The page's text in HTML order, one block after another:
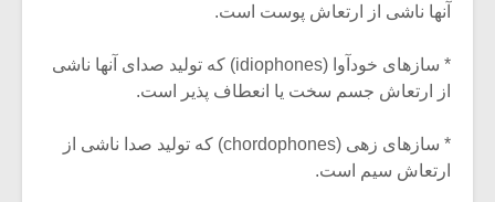
آنها ناشی از ارتعاش پوست است.
* سازهای خودآوا (idiophones) که تولید صدای آنها ناشی
از ارتعاش جسم سخت یا انعطاف پذیر است.
* سازهای زهی (chordophones) که تولید صدا ناشی از
ارتعاش سیم است.